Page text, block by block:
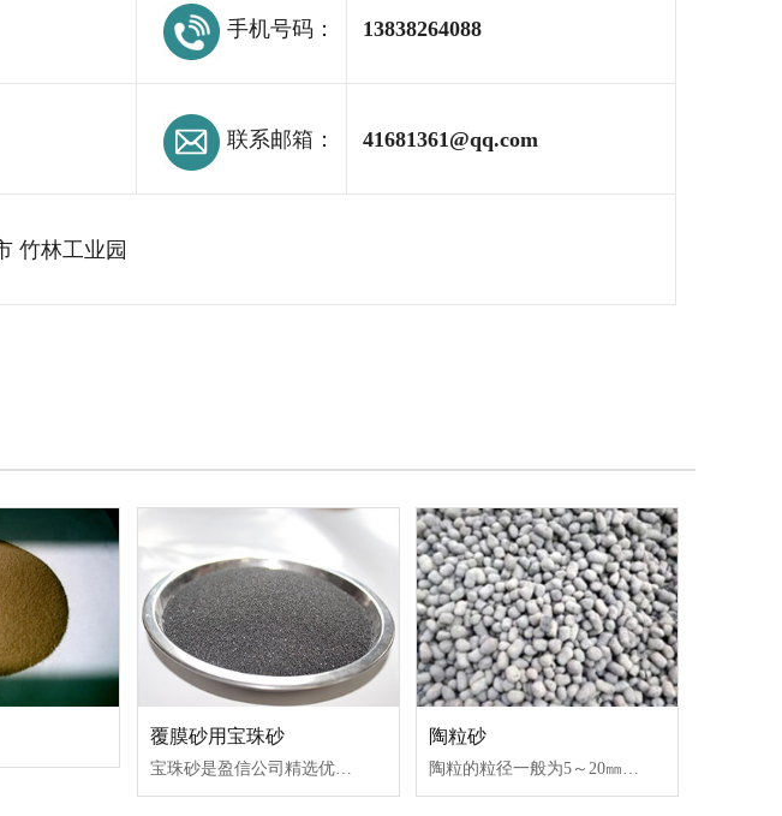
手机号码： 13838264088
联系邮箱： 41681361@qq.com
竹林工业园
覆膜砂用宝珠砂
宝珠砂是盈信公司精选优质铝钒土，通过电熔、制球、分筛等工艺制成的球状造型用砂。它具有耐火度高（＞1800℃），角形系数小（＜1.06，近似球状），酸耗值小（中性材料），粘结剂加入量
陶粒砂
陶粒的粒径一般为5～20㎜最大的粒径为25㎜。陶粒一般用来取代混凝土中的碎石和卵石。 因为生产陶粒的原料很多，陶粒的品种也很多，因而颜色也就很多。免烧陶粒因所用固体废弃物